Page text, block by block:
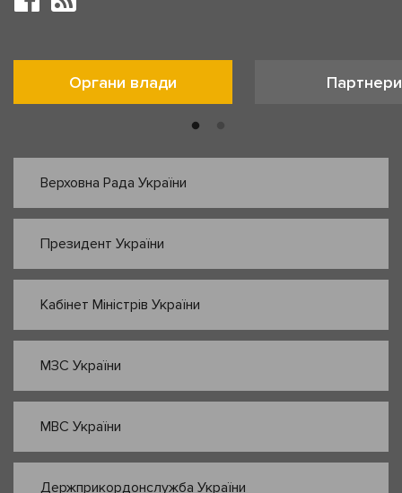
Органи влади Партнери
Верховна Рада України
Президент України
Кабінет Міністрів України
МЗС України
МВС України
Держприкордонслужба України